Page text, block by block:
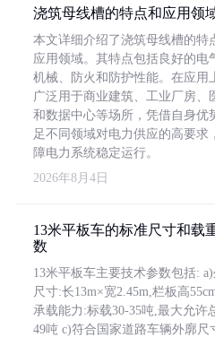
浇筑母线槽的特点和应用领
本文详细介绍了浇筑母线槽的特
应用领域。其特点包括良好的电
机械、防火和防护性能。在应用
广泛用于商业建筑、工业厂房、
和数据中心等场所，凭借自身优
足不同领域对电力供应的高要求
障电力系统稳定运行。
2026年8月4日
13米平板车的标准尺寸和载
数
13米平板车主要技术参数包括:
尺寸:长13m×宽2.45m,栏板高
承载能力:标载30-35吨,最大允许
49吨 c)符合国家道路车辆外廓尺